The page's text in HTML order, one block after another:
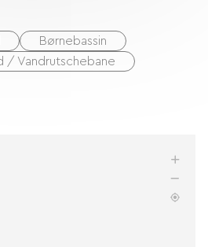
Børnebassin
/ Vandrutschebane